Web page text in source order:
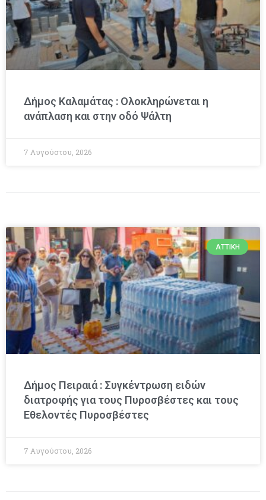
Δήμος Καλαμάτας : Ολοκληρώνεται η
ανάπλαση και στην οδό Ψάλτη
7 Αυγούστου, 2026
ΑΤΤΙΚΉ
Δήμος Πειραιά : Συγκέντρωση ειδών
διατροφής για τους Πυροσβέστες και τους
Εθελοντές Πυροσβέστες
7 Αυγούστου, 2026